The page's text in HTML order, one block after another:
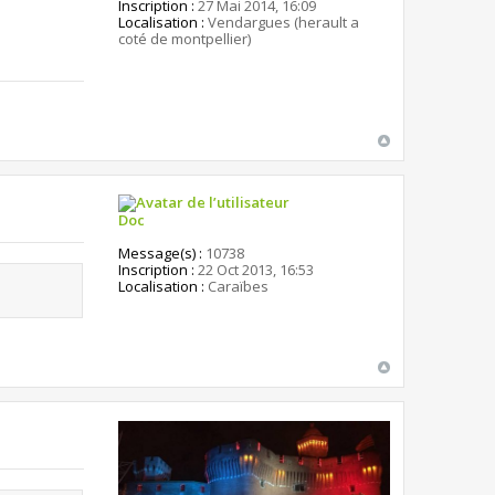
Inscription : 27 Mai 2014, 16:09
Localisation : Vendargues (herault a
coté de montpellier)
Doc
Message(s) : 10738
Inscription : 22 Oct 2013, 16:53
Localisation : Caraïbes